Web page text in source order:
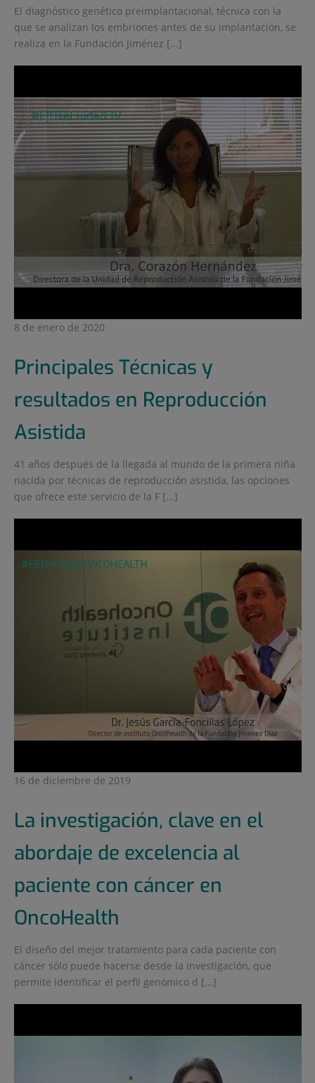
El diagnóstico genético preimplantacional, técnica con la
que se analizan los embriones antes de su implantación, se
realiza en la Fundación Jiménez [...]
8 de enero de 2020
Principales Técnicas y
resultados en Reproducción
Asistida
41 años después de la llegada al mundo de la primera niña
nacida por técnicas de reproducción asistida, las opciones
que ofrece este servicio de la F [...]
16 de diciembre de 2019
La investigación, clave en el
abordaje de excelencia al
paciente con cáncer en
OncoHealth
El diseño del mejor tratamiento para cada paciente con
cáncer sólo puede hacerse desde la investigación, que
permite identificar el perfil genómico d [...]